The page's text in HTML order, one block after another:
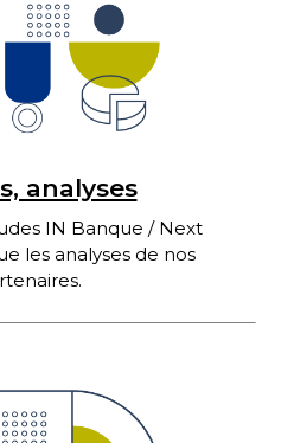
analyses
IN Banque / Next
les analyses de nos